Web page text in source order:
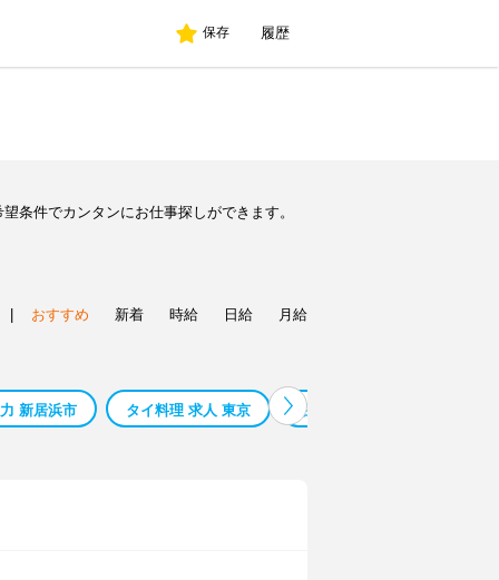
保存 履歴
条件でカンタンにお仕事探しができます。
おすすめ 新着 時給 日給 月給
新居浜市 タイ料理 求人 東京 在宅ワーク メール 対応